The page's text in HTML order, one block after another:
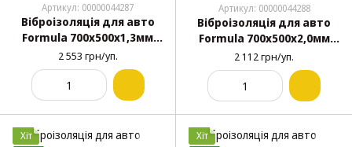
Артикул: 00000044287
Віброізоляція для авто
Formula 700х500х1,3мм
(60мкм) упаковка 25шт
2 553 грн/уп.
Артикул: 00000044288
Віброізоляція для авто
Formula 700х500х2,0мм
(60мкм) упаковка 15шт
2 112 грн/уп.
Хіт
Хіт